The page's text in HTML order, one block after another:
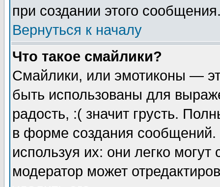
при создании этого
Вернуться к началу
Что такое смайлики?
Смайлики, или эмотиконы —
быть использованы для
радость, :( значит грусть.
в форме создания сообщений.
используя их: они легко
модератор может